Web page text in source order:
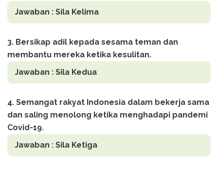
Jawaban : Sila Kelima
3. Bersikap adil kepada sesama teman dan
membantu mereka ketika kesulitan.
Jawaban : Sila Kedua
4. Semangat rakyat Indonesia dalam bekerja sama
dan saling menolong ketika menghadapi pandemi
Covid-19.
Jawaban : Sila Ketiga